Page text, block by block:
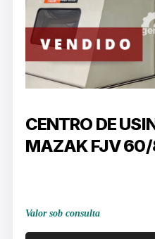
CENTRO DE
MAZAK FJV
Valor sob consulta